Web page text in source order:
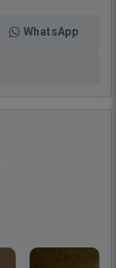
WhatsApp